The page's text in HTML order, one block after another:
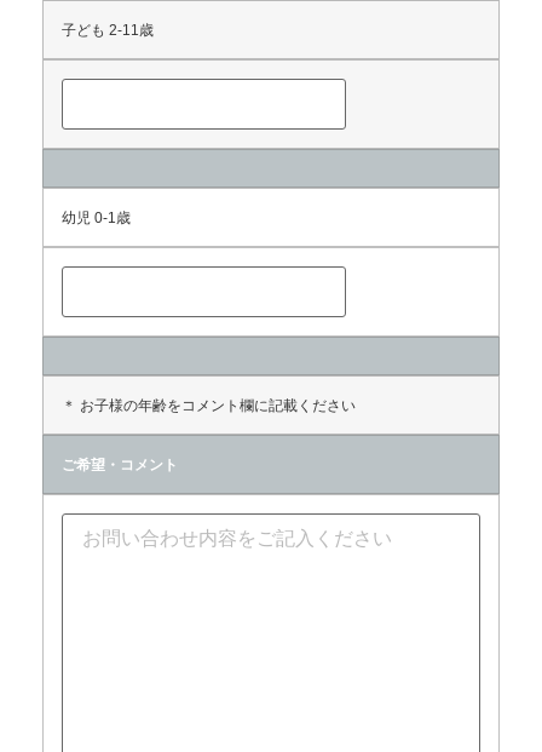
子ども 2-11歳
幼児 0-1歳
＊ お子様の年齢をコメント欄に記載ください
ご希望・コメント